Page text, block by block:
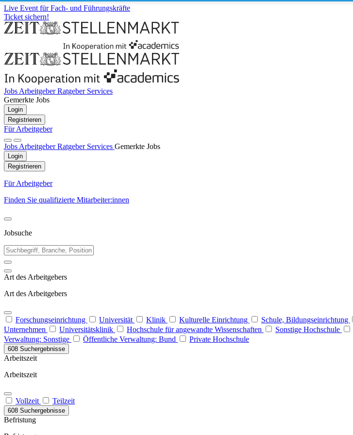
Live Event für Fach- und Führungskräfte
Ticket sichern!
Jobs ArbeitgeberRatgeber Services
Gemerkte Jobs
Login
Registrieren
Für Arbeitgeber
Jobs ArbeitgeberRatgeber Services Gemerkte Jobs
Login
Registrieren
Für Arbeitgeber
Finden Sie qualifizierte Mitarbeiter:innen
Jobsuche
Art des Arbeitgebers
Art des Arbeitgebers
Forschungseinrichtung Universität Klinik Kulturelle Einrichtung Schule, Bildungseinrichtung
Unternehmen
Universitätsklinik Hochschule für angewandte Wissenschaften Sonstige Hochschule
Verwaltung: Sonstige
Öffentliche Verwaltung: Bund Private Hochschule
608 Suchergebnisse
Arbeitszeit
Arbeitszeit
Vollzeit Teilzeit
608 Suchergebnisse
Befristung